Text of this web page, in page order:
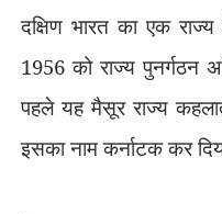
दक्षिण भारत का एक
1956 को राज्य पुनर्गठन
पहले यह मैसूर राज्य
इसका नाम कर्नाटक कर